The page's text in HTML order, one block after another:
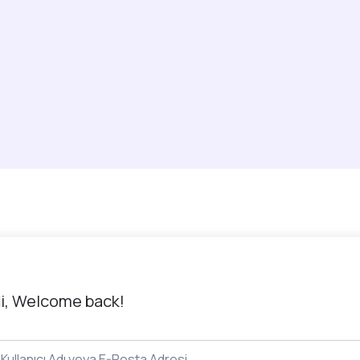
Welcome back!